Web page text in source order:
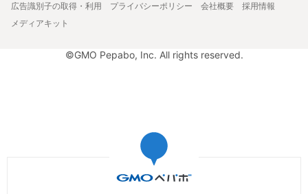
広告識別子の取得・利用
プライバシーポリシー 会社概要
採用情報
メディアキット
©GMO Pepabo, Inc. All rights reserved.